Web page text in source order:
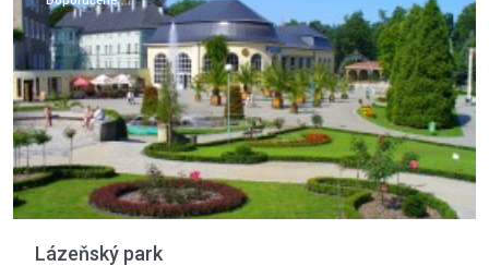
Lázeňský park